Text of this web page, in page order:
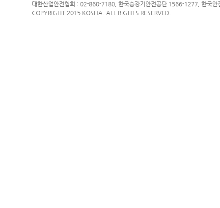
대한산업안전협회 : 02-860-7180, 한국승강기안전공단 1566-1277, 한국
COPYRIGHT 2015 KOSHA. ALL RIGHTS RESERVED.